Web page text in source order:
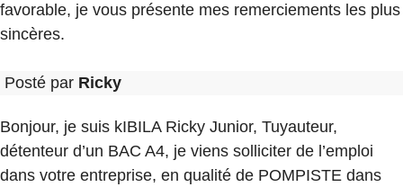
favorable, je vous présente mes remerciements les plus
sincères.
Posté par Ricky
Bonjour, je suis kIBILA Ricky Junior, Tuyauteur,
détenteur d’un BAC A4, je viens solliciter de l’emploi
dans votre entreprise, en qualité de POMPISTE dans